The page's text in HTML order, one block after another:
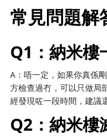
常見問題解
Q1：納米樓
A：唔一定，如果你真係
方檢查過冇，可以只做局
經發現咗一段時間，建議
Q2：納米樓